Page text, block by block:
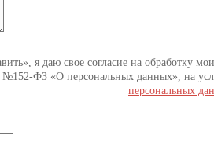
я даю свое согласие на обработку
№152-ФЗ «О персональных данных», на
персональных